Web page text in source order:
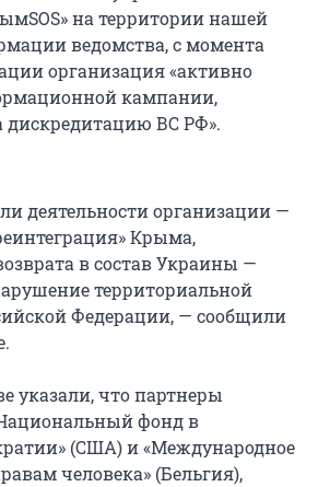
на территории нашей
ведомства, с момента
организация «активно
кампании,
дискредитацию ВС РФ».
деятельности организации —
Крыма,
в состав Украины —
территориальной
Федерации, — сообщили
указали, что партнеры
фонд в
(США) и «Международное
человека» (Бельгия),